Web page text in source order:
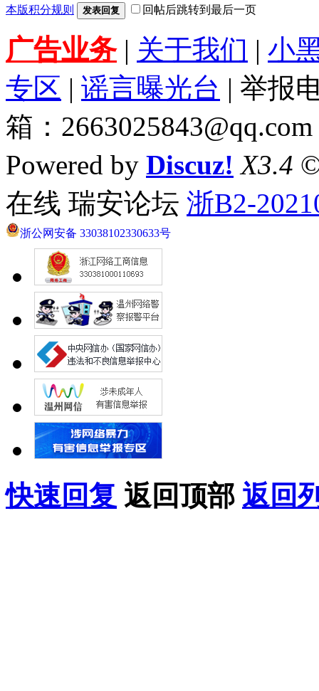
本版积分规则 发表回复 回帖后跳转到最后一页
广告业务| 关于我们 | 小
专区 | 谣言曝光台 | 举报
箱：2663025843@qq.com
Powered by Discuz! X3.4
在线 瑞安论坛 浙B2-
浙公网安备 33038102330633号
快速回复 返回顶部 返回